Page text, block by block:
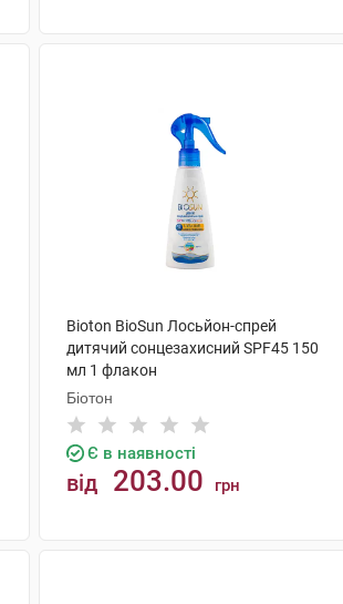
Bioton BioSun Лосьйон-спрей
дитячий сонцезахисний SPF45 150
мл 1 флакон
Біотон
Є в наявності
від 203.00 грн